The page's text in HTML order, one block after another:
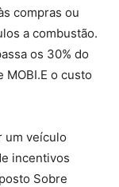
compras ou
a combustão.
os 30% do
MOBI.E o custo
um veículo
incentivos
Sobre